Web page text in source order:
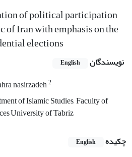
of political participation
Iran with emphasis on the
elections
نویسندگان English
nasirzadeh2
of Islamic Studies, Faculty of
of Tabriz
چکیده
English